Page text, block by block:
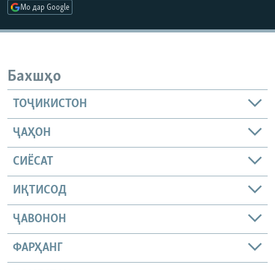
Мо дар Google
Бахшҳо
ТОҶИКИСТОН
ҶАҲОН
СИЁСАТ
ИҚТИСОД
ҶАВОНОН
ФАРҲАНГ